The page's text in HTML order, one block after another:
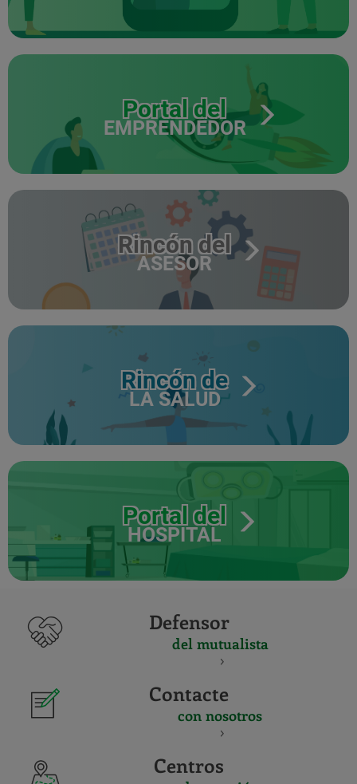
Portal del
EMPRENDEDOR
Rincón del
ASESOR
Rincón de
LA SALUD
Portal del
HOSPITAL
Defensor
del mutualista
Contacte
con nosotros
Centros